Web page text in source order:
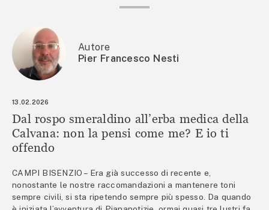
Autore
Pier Francesco Nesti
13.02.2026
Dal rospo smeraldino all’erba medica della
Calvana: non la pensi come me? E io ti
offendo
CAMPI BISENZIO – Era già successo di recente e,
nonostante le nostre raccomandazioni a mantenere toni
sempre civili, si sta ripetendo sempre più spesso. Da quando